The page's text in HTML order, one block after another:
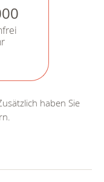
haben Sie